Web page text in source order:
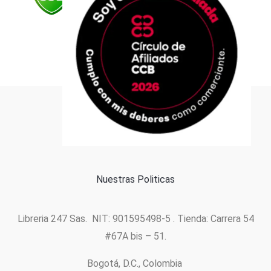
Formas de pago
Nuestras Politicas
Libreria 247 Sas. NIT: 901595498-5 . Tienda: Carrera 54
#67A bis – 51.
Bogotá, D.C., Colombia